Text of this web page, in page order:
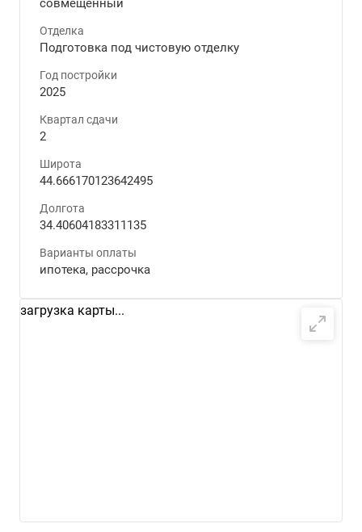
совмещенный
Отделка
Подготовка под чистовую отделку
Год постройки
2025
Квартал сдачи
2
Широта
44.666170123642495
Долгота
34.40604183311135
Варианты оплаты
ипотека, рассрочка
загрузка карты...